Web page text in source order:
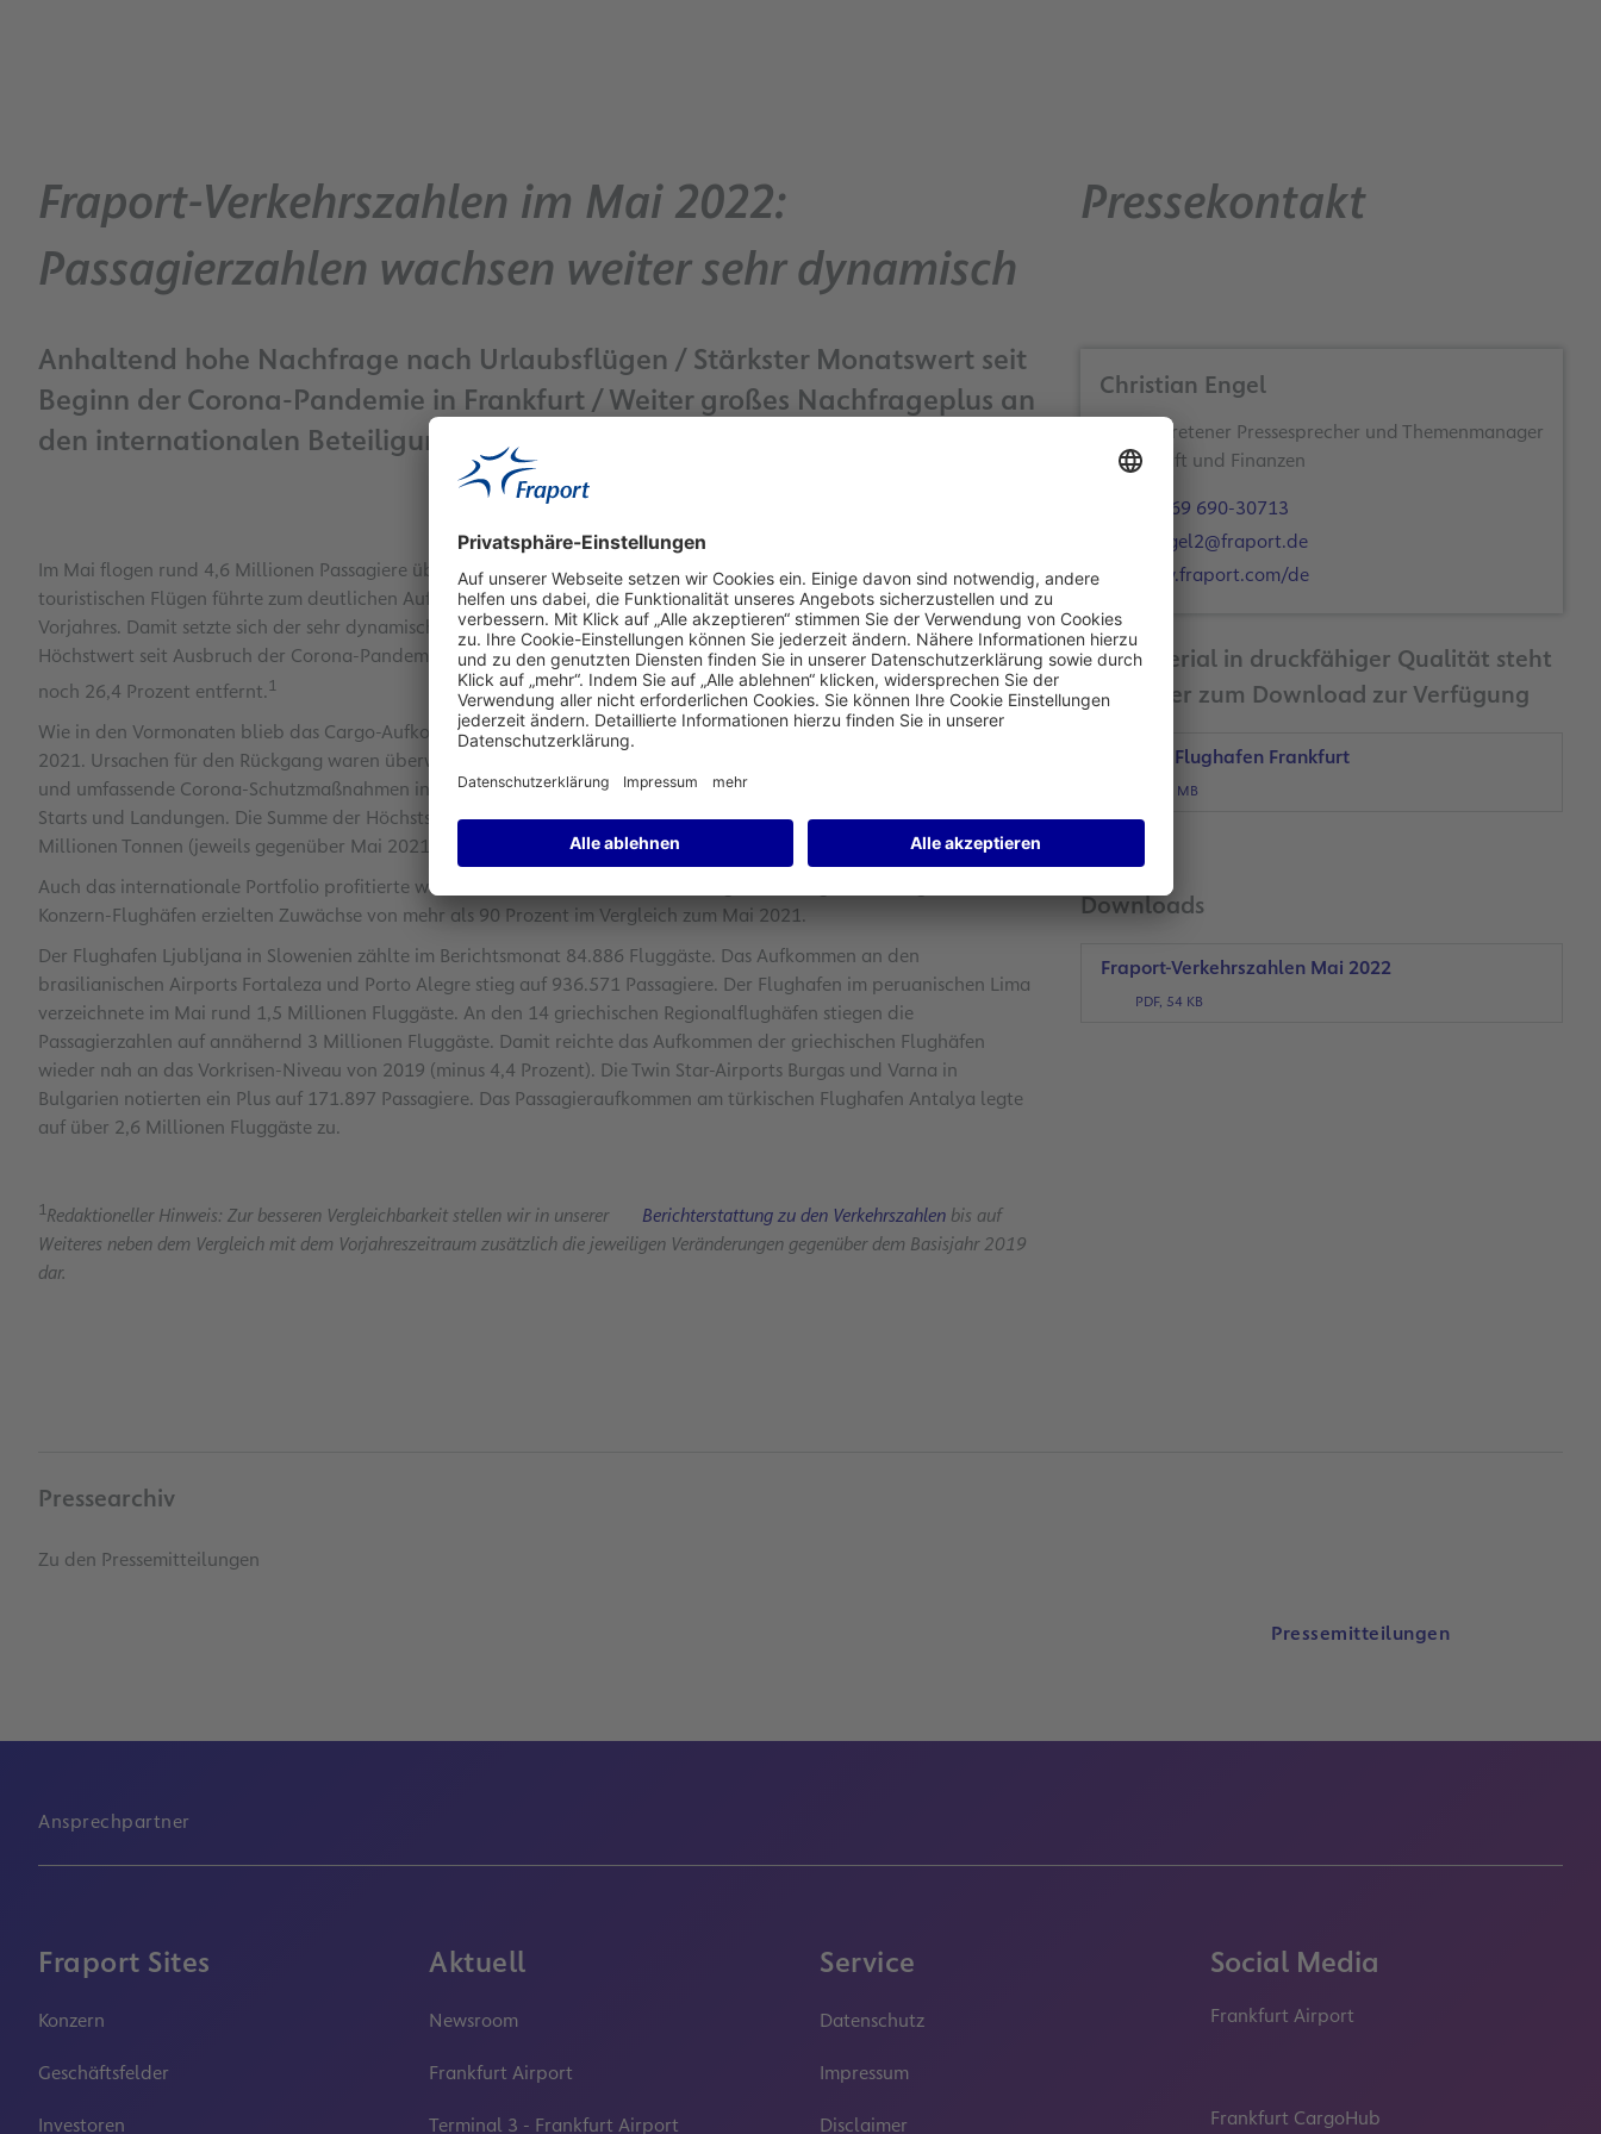
Fraport-Verkehrszahlen im Mai 2022:
Passagierzahlen wachsen weiter sehr dynamisch
Anhaltend hohe Nachfrage nach Urlaubsflügen / Stärkster Monatswert seit
Beginn der Corona-Pandemie in Frankfurt / Weiter großes Nachfrageplus an
den internationalen Beteiligungsflughäfen
Im Mai flogen rund 4,6 Millionen Passagiere über den Flughafen Frankfurt. Das weiter steigende Interesse nach
touristischen Flügen führte zum deutlichen Aufkommensplus von 267,4 Prozent gegenüber dem Vergleichsmonat des
Vorjahres. Damit setzte sich der sehr dynamische Aufwärtstrend fort. Das Mai-Aufkommen markierte einen neuen
Höchstwert seit Ausbruch der Corona-Pandemie. Von den Passagierzahlen im Mai 2019 lag der aktuelle Monatswert
noch 26,4 Prozent entfernt.1
Wie in den Vormonaten blieb das Cargo-Aufkommen rückläufig. Es lag um 15,0 Prozent unter dem Vergleichsmonat
2021. Ursachen für den Rückgang waren überwiegend die Einschränkungen des Luftraums durch den Ukraine-Krieg
und umfassende Corona-Schutzmaßnahmen in China. Die Zahl der Flugbewegungen stieg um 115,4 Prozent auf 36.565
Starts und Landungen. Die Summe der Höchststartgewichte verzeichnete ein Plus von 71,9 Prozent auf rund 2,2
Millionen Tonnen (jeweils gegenüber Mai 2021).
Auch das internationale Portfolio profitierte weiter von der anhaltenden Belebung der Passagiernachfrage. Alle
Konzern-Flughäfen erzielten Zuwächse von mehr als 90 Prozent im Vergleich zum Mai 2021.
Der Flughafen Ljubljana in Slowenien zählte im Berichtsmonat 84.886 Fluggäste. Das Aufkommen an den
brasilianischen Airports Fortaleza und Porto Alegre stieg auf 936.571 Passagiere. Der Flughafen im peruanischen Lima
verzeichnete im Mai rund 1,5 Millionen Fluggäste. An den 14 griechischen Regionalflughäfen stiegen die
Passagierzahlen auf annähernd 3 Millionen Fluggäste. Damit reichte das Aufkommen der griechischen Flughäfen
wieder nah an das Vorkrisen-Niveau von 2019 (minus 4,4 Prozent). Die Twin Star-Airports Burgas und Varna in
Bulgarien notierten ein Plus auf 171.897 Passagiere. Das Passagieraufkommen am türkischen Flughafen Antalya legte
auf über 2,6 Millionen Fluggäste zu.
1Redaktioneller Hinweis: Zur besseren Vergleichbarkeit stellen wir in unserer Berichterstattung zu den Verkehrszahlen bis auf
Weiteres neben dem Vergleich mit dem Vorjahreszeitraum zusätzlich die jeweiligen Veränderungen gegenüber dem Basisjahr 2019
dar.
Pressekontakt
Christian Engel
Stellvertretener Pressesprecher und Themenmanager
Wirtschaft und Finanzen
+49 69 690-30713
c.engel2@fraport.de
www.fraport.com/de
Bildmaterial in druckfähiger Qualität steht
Ihnen hier zum Download zur Verfügung
Vorfeld, Flughafen Frankfurt
JPG, 1 MB
Downloads
Fraport-Verkehrszahlen Mai 2022
PDF, 54 KB
Pressearchiv
Zu den Pressemitteilungen
Pressemitteilungen
Ansprechpartner
Fraport Sites
Konzern
Geschäftsfelder
Investoren
Aktuell
Newsroom
Frankfurt Airport
Terminal 3 - Frankfurt Airport
Service
Datenschutz
Impressum
Disclaimer
Social Media
Frankfurt Airport
Frankfurt CargoHub